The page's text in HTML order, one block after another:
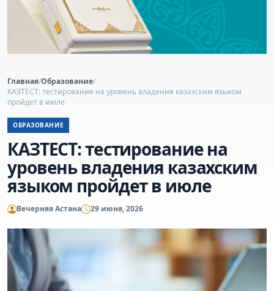
Главная/Образование/
КАЗТЕСТ: тестирование на уровень владения казахским языком
пройдет в июле
ОБРАЗОВАНИЕ
КАЗТЕСТ: тестирование на
уровень владения казахским
языком пройдет в июле
Вечерняя Астана 29 июня, 2026